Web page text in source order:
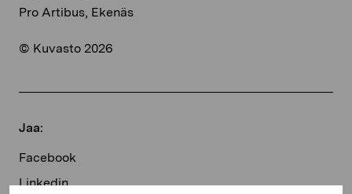
Pro Artibus, Ekenäs
© Kuvasto 2026
Jaa:
Facebook
Linkedin